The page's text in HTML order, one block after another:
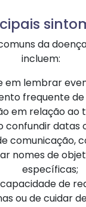
da
incluem:
em lembrar
frequente
em relação ao
confundir datas
comunicação,
nomes de
específicas;
de
ou de cuidar